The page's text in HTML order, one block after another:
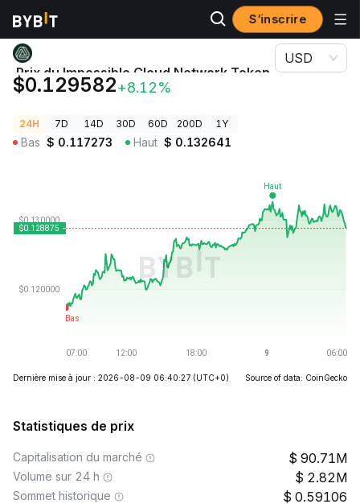
S’inscrire
Prix des cryptos Prix du Impossible Cloud Network Token ICNT
Prix du Impossible Cloud Network Token
ICNT
$0.129582+8.12%
USD
24H 7D 14D 30D 60D 200D 1Y
Bas $ 0.117273 Haut $ 0.132641
Dernière mise à jour : 2026-08-09 06:40:27 (UTC+0) Source of data: CoinGecko
Statistiques de prix
Capitalisation du marché 90.71M
Volume sur 24 h 2.82M
Sommet historique 0.59106